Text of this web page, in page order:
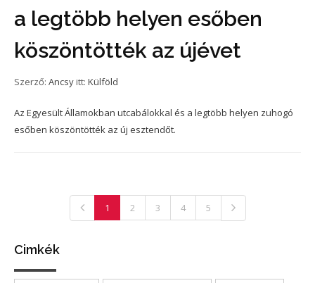
a legtöbb helyen esőben
köszöntötték az újévet
Szerző: Ancsy itt: Külföld
Az Egyesült Államokban utcabálokkal és a legtöbb helyen zuhogó
esőben köszöntötték az új esztendőt.
1 2 3 4 5
Cimkék